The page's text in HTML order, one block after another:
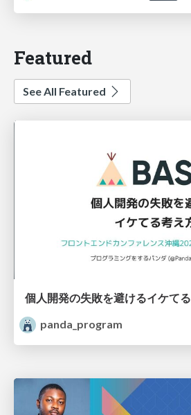
Featured
See All Featured
panda_program